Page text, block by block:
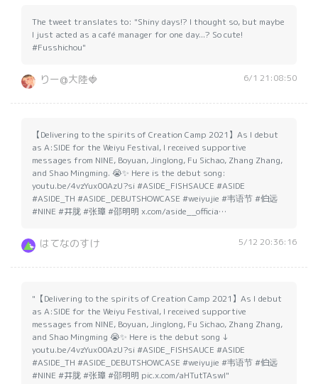
The tweet translates to: "Shiny days!? I thought so, but maybe
I just acted as a café manager for one day...? So cute!
#Fusshichou"
りー@大陸🍓 6/1 21:08:50
【Delivering to the spirits of Creation Camp 2021】As I debut
as A:SIDE for the Weiyu Festival, I received supportive
messages from NINE, Boyuan, Jinglong, Fu Sichao, Zhang Zhang,
and Shao Mingming. 😭✨ Here is the debut song:
youtu.be/4vzYux00AzU?si #ASIDE_FISHSAUCE #ASIDE
#ASIDE_TH #ASIDE_DEBUTSHOWCASE #weiyujie #韦语节 #伯远
#NINE #井胧 #张璋 #邵明明 x.com/aside__officia…
はてなのすけ 5/12 20:36:16
"【Delivering to the spirits of Creation Camp 2021】As I debut
as A:SIDE for the Weiyu Festival, I received supportive
messages from NINE, Boyuan, Jinglong, Fu Sichao, Zhang Zhang,
and Shao Mingming 😭✨ Here is the debut song ↓
youtu.be/4vzYux00AzU?si #ASIDE_FISHSAUCE #ASIDE
#ASIDE_TH #ASIDE_DEBUTSHOWCASE #weiyujie #韦语节 #伯远
#NINE #井胧 #张璋 #邵明明 pic.x.com/aHTutTAswI"